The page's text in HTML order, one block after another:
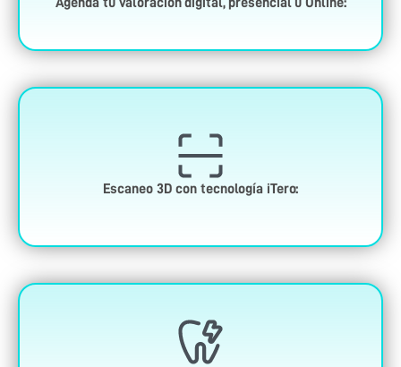
Escaneo 3D con tecnología iTero: